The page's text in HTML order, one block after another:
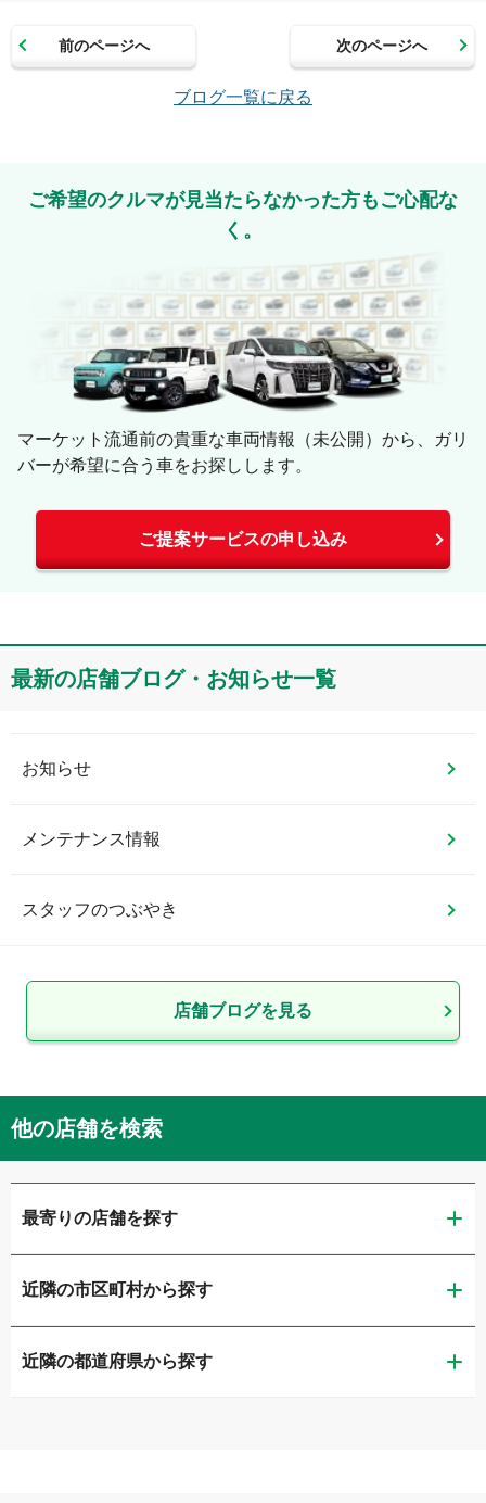
メールアドレス（半角英数）
コメント
文字/140文字
Captcha
投稿する
前のページへ 次のページへ
ブログ一覧に戻る
ご希望のクルマが見当たらなかった方もご心配な
く。
マーケット流通前の貴重な車両情報（未公開）から、ガリ
バーが希望に合う車をお探しします。
ご提案サービスの申し込み
最新の店舗ブログ・お知らせ一覧
お知らせ
メンテナンス情報
スタッフのつぶやき
店舗ブログを見る
他の店舗を検索
最寄りの店舗を探す
ガリバー大阪住之江店
ガリバー大阪中央出張査定センター
近隣の市区町村から探す
大阪市西区
近隣の都道府県から探す